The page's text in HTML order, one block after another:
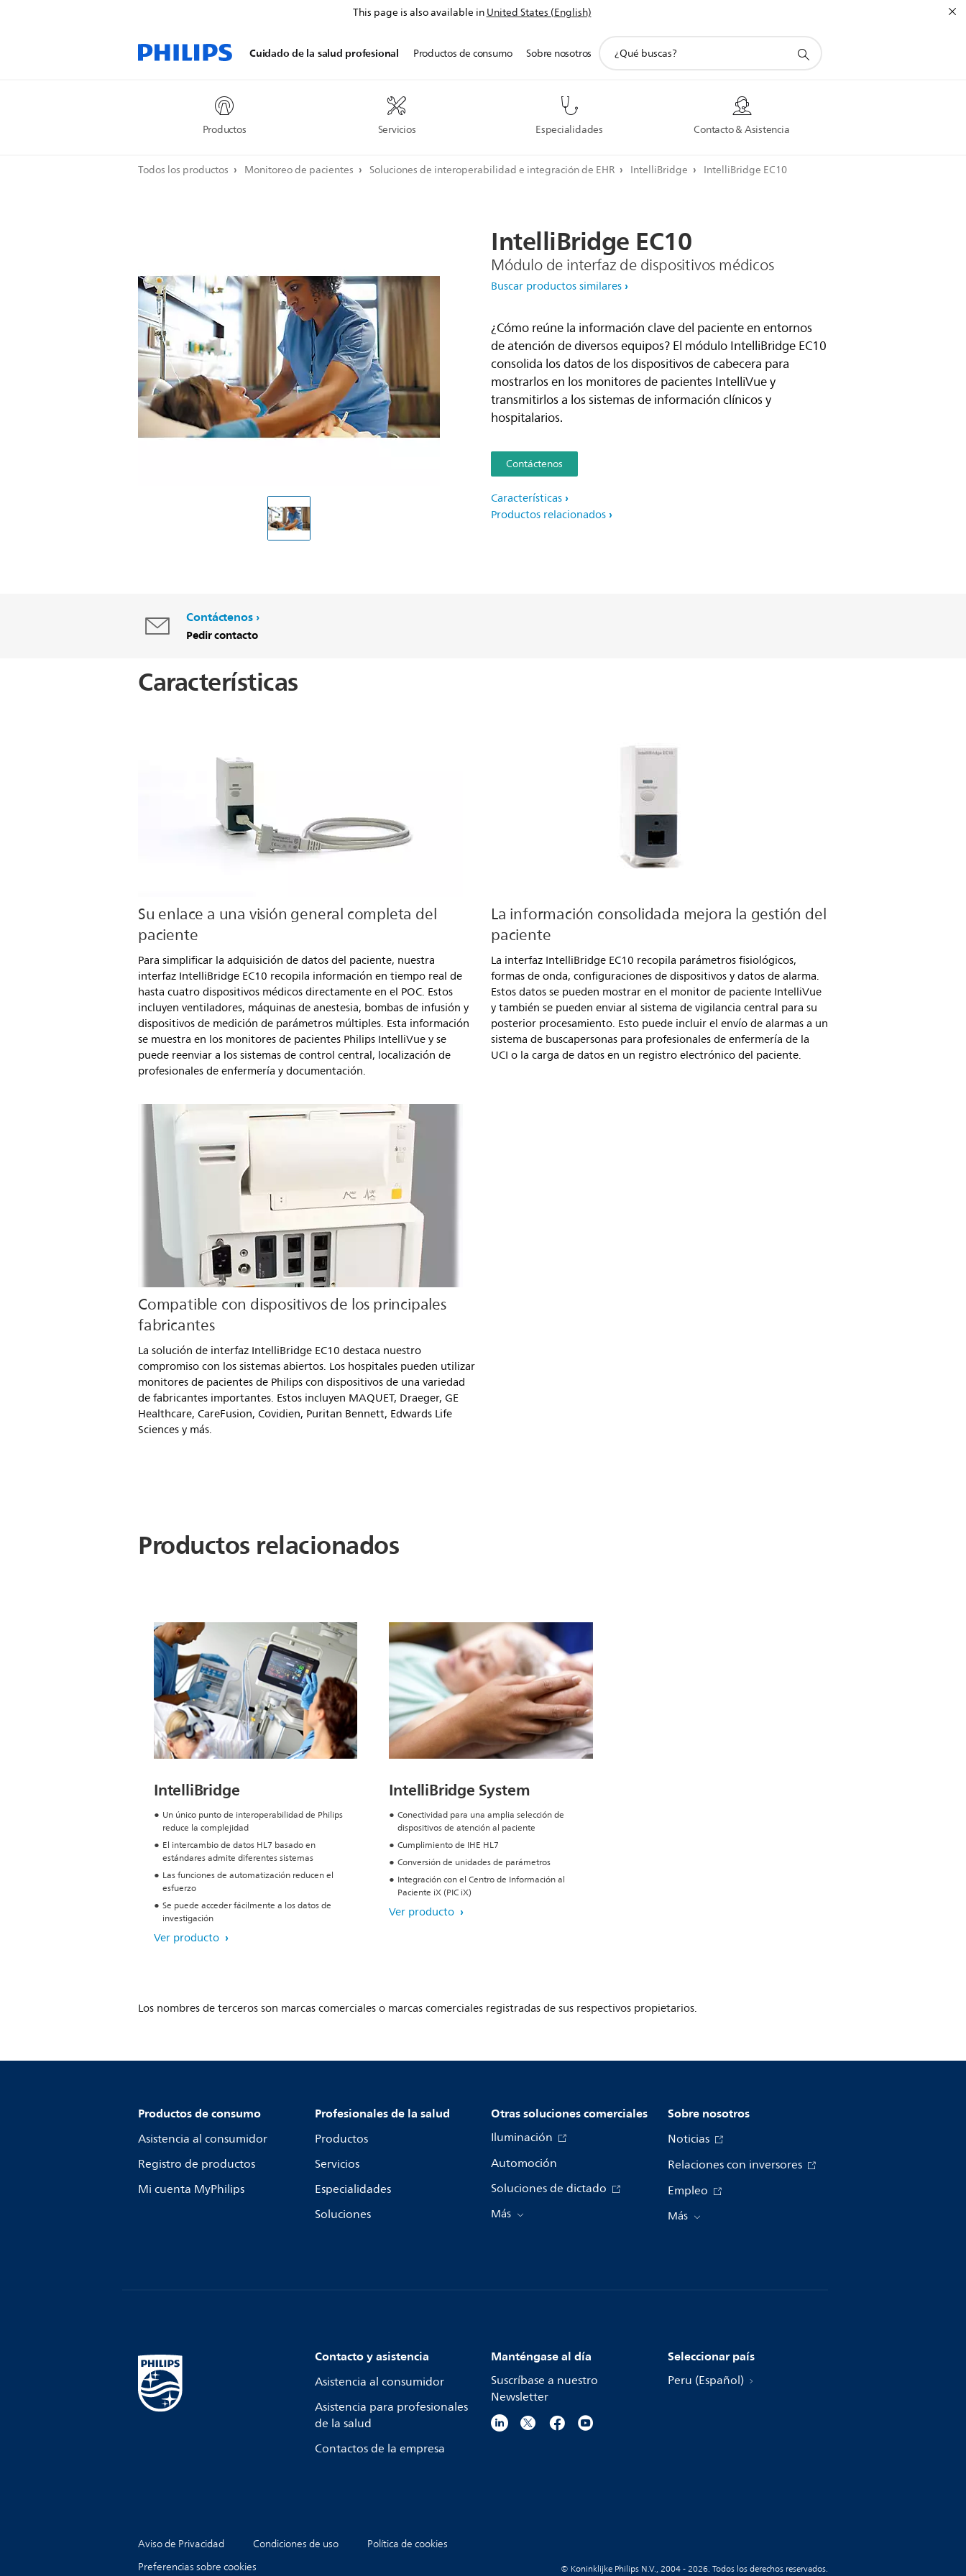
This page is also available inUnited States (English)
Cuidado de la salud profesional
Productos Servicios Especialidades Contacto & Asistencia
Productos de consumo Sobre nosotros
Todos los productos Monitoreo de pacientes Soluciones de interoperabilidad e integración de EHR IntelliBridge IntelliBridge EC10
IntelliBridgeEC10
Módulo de interfaz de dispositivos médicos
Buscar productos similares
¿Cómo reúne la información clave del paciente en entornos
de atención de diversos equipos? El módulo IntelliBridge EC10
consolida los datos de los dispositivos de cabecera para
mostrarlos en los monitores de pacientes IntelliVue y
transmitirlos a los sistemas de información clínicos y
hospitalarios.
Contáctenos
Características
Productos relacionados
Contáctenos
Pedir contacto
Características
Su enlace a una visión general completa del
paciente
Para simplificar la adquisición de datos del paciente, nuestra
interfaz IntelliBridge EC10 recopila información en tiempo real de
hasta cuatro dispositivos médicos directamente en el POC. Estos
incluyen ventiladores, máquinas de anestesia, bombas de infusión y
dispositivos de medición de parámetros múltiples. Esta información
se muestra en los monitores de pacientes Philips IntelliVue y se
puede reenviar a los sistemas de control central, localización de
profesionales de enfermería y documentación.
La información consolidada mejora la gestión del
paciente
La interfaz IntelliBridge EC10 recopila parámetros fisiológicos,
formas de onda, configuraciones de dispositivos y datos de alarma.
Estos datos se pueden mostrar en el monitor de paciente IntelliVue
y también se pueden enviar al sistema de vigilancia central para su
posterior procesamiento. Esto puede incluir el envío de alarmas a un
sistema de buscapersonas para profesionales de enfermería de la
UCI o la carga de datos en un registro electrónico del paciente.
Compatible con dispositivos de los principales
fabricantes
La solución de interfaz IntelliBridge EC10 destaca nuestro
compromiso con los sistemas abiertos. Los hospitales pueden utilizar
monitores de pacientes de Philips con dispositivos de una variedad
de fabricantes importantes. Estos incluyen MAQUET, Draeger, GE
Healthcare, CareFusion, Covidien, Puritan Bennett, Edwards Life
Sciences y más.
Productos relacionados
IntelliBridge
Un único punto de interoperabilidad de Philips
reduce la complejidad
El intercambio de datos HL7 basado en
estándares admite diferentes sistemas
Las funciones de automatización reducen el
esfuerzo
Se puede acceder fácilmente a los datos de
investigación
Ver producto
IntelliBridge System
Conectividad para una amplia selección de
dispositivos de atención al paciente
Cumplimiento de IHE HL7
Conversión de unidades de parámetros
Integración con el Centro de Información al
Paciente iX (PIC iX)
Ver producto
Los nombres de terceros son marcas comerciales o marcas comerciales registradas de sus respectivos propietarios.
Productos de consumo
Asistencia al consumidor
Registro de productos
Mi cuenta MyPhilips
Profesionales de la salud
Productos
Servicios
Especialidades
Soluciones
Otras soluciones comerciales
Iluminación
Automoción
Soluciones de dictado
Más
Sobre nosotros
Noticias
Relaciones con inversores
Empleo
Más
Contacto y asistencia
Asistencia al consumidor
Asistencia para profesionales
de la salud
Contactos de la empresa
Manténgase al día
Suscríbase a nuestro
Newsletter
Seleccionar país
Peru (Español)
Aviso de Privacidad Condiciones de uso
Política de cookies
Preferencias sobre cookies
© Koninklijke Philips N.V., 2004 - 2026. Todos los derechos reservados.